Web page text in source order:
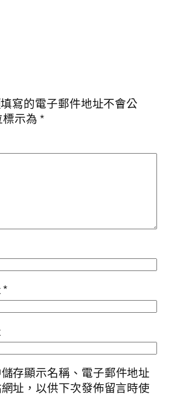
寫的電子郵件地址不會公
示為*
*
存顯示名稱、電子郵件地址
址，以供下次發佈留言時使